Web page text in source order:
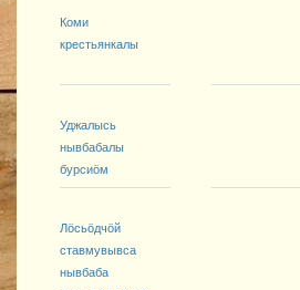
Коми
крестьянкалы
Уджалысь
нывбабалы
бурсиӧм
Лӧсьӧдчӧй
ставмувывса
нывбаба